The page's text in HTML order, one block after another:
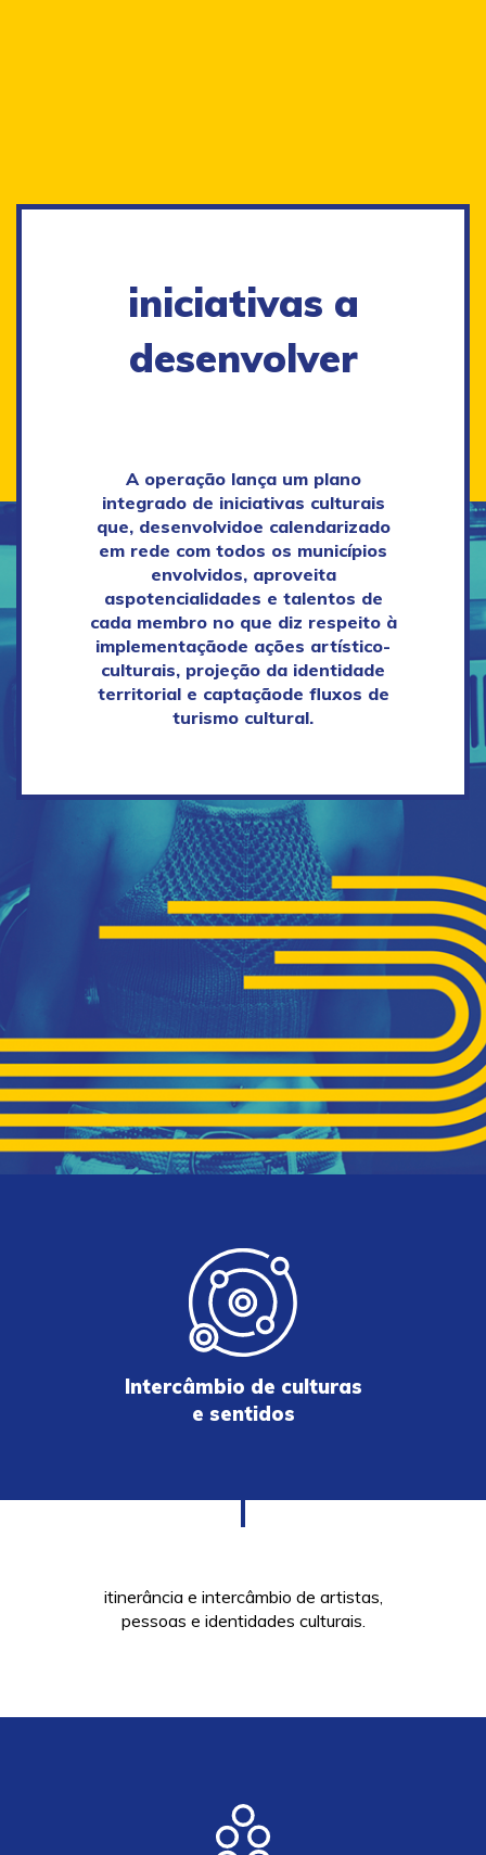
iniciativas a
desenvolver
A operação lança um plano
integrado de iniciativas culturais
que, desenvolvidoe calendarizado
em rede com todos os municípios
envolvidos, aproveita
aspotencialidades e talentos de
cada membro no que diz respeito à
implementaçãode ações artístico-
culturais, projeção da identidade
territorial e captaçãode fluxos de
turismo cultural.
Intercâmbio de culturas
e sentidos
itinerância e intercâmbio de artistas,
pessoas e identidades culturais.